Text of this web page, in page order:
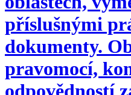
příslušnými
dokumenty.
pravomocí,